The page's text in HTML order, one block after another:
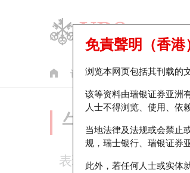
认股证 牛熊证 美股指数
免責聲明（香港
浏览本网页包括其刊载的
该等资料由瑞银证券亚洲
人士不得浏览、使用、依
当地法律及法规或会禁止
规，瑞士银行、瑞银证券
此外，若任何人士或实体
牛熊证分
表现 街货统计